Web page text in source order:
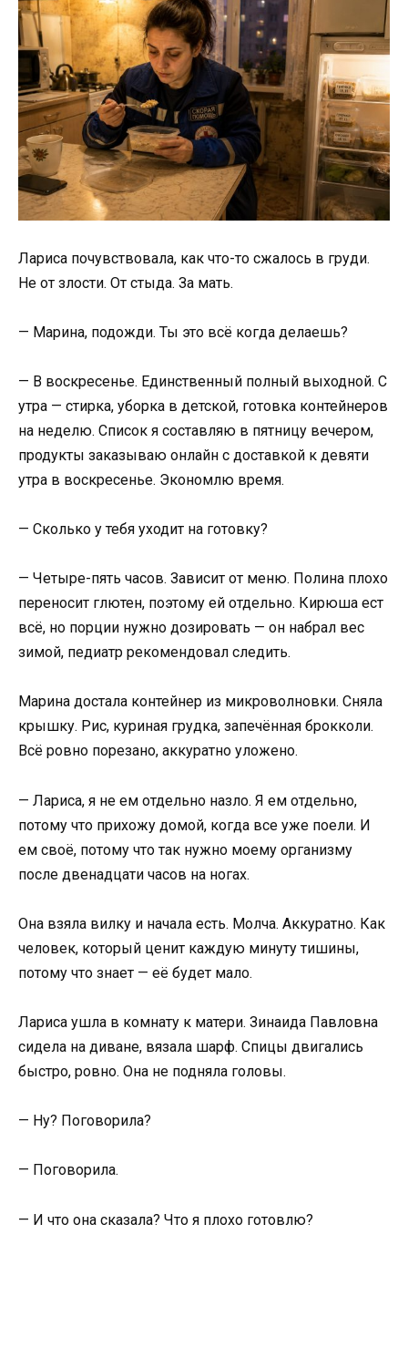
Лариса почувствовала, как что-то сжалось в груди.
Не от злости. От стыда. За мать.
— Марина, подожди. Ты это всё когда делаешь?
— В воскресенье. Единственный полный выходной. С
утра — стирка, уборка в детской, готовка контейнеров
на неделю. Список я составляю в пятницу вечером,
продукты заказываю онлайн с доставкой к девяти
утра в воскресенье. Экономлю время.
— Сколько у тебя уходит на готовку?
— Четыре-пять часов. Зависит от меню. Полина плохо
переносит глютен, поэтому ей отдельно. Кирюша ест
всё, но порции нужно дозировать — он набрал вес
зимой, педиатр рекомендовал следить.
Марина достала контейнер из микроволновки. Сняла
крышку. Рис, куриная грудка, запечённая брокколи.
Всё ровно порезано, аккуратно уложено.
— Лариса, я не ем отдельно назло. Я ем отдельно,
потому что прихожу домой, когда все уже поели. И
ем своё, потому что так нужно моему организму
после двенадцати часов на ногах.
Она взяла вилку и начала есть. Молча. Аккуратно. Как
человек, который ценит каждую минуту тишины,
потому что знает — её будет мало.
Лариса ушла в комнату к матери. Зинаида Павловна
сидела на диване, вязала шарф. Спицы двигались
быстро, ровно. Она не подняла головы.
— Ну? Поговорила?
— Поговорила.
— И что она сказала? Что я плохо готовлю?